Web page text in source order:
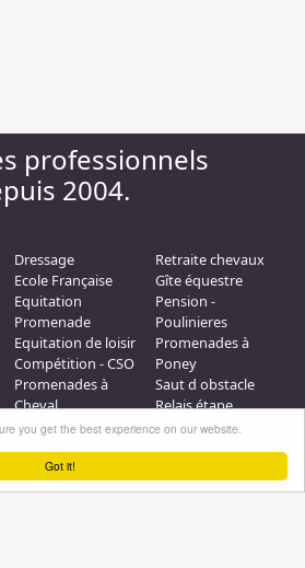
Got it!
you get the best experience on our website.
professionnels
2004.
Dressage
Ecole Française
Equitation
Promenade
Equitation de loisir
Compétition - CSO
Promenades à
Cheval
Galops - Equitation
Retraite chevaux
Gîte équestre
Pension -
Poulinieres
Promenades à
Poney
Saut d obstacle
Relais étape
Inscrivez-vous !